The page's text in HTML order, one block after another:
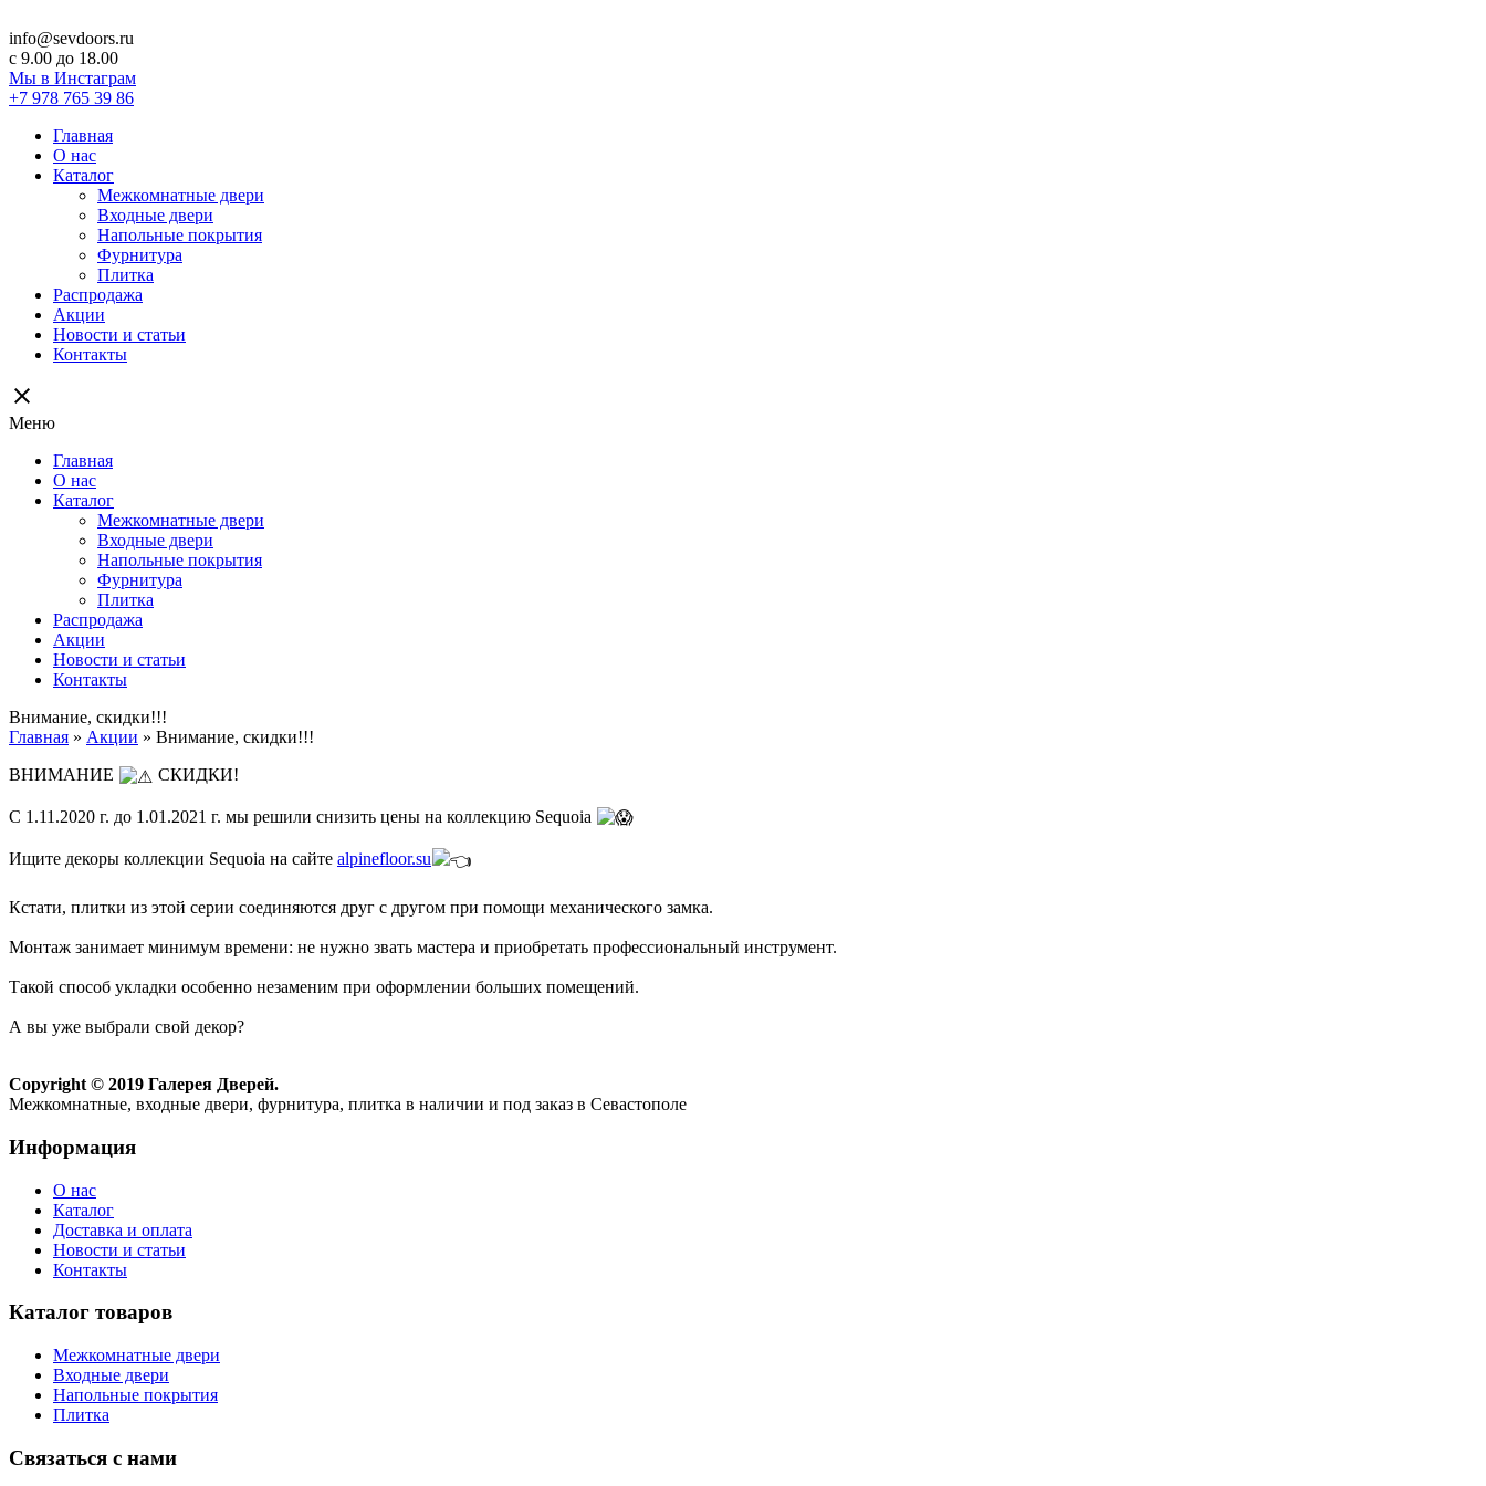
info@sevdoors.ru
c 9.00 до 18.00
Мы в Инстаграм
+7 978 765 39 86
Главная
О нас
Каталог
Межкомнатные двери
Входные двери
Напольные покрытия
Фурнитура
Плитка
Распродажа
Акции
Новости и статьи
Контакты
close
Меню
Главная
О нас
Каталог
Межкомнатные двери
Входные двери
Напольные покрытия
Фурнитура
Плитка
Распродажа
Акции
Новости и статьи
Контакты
Внимание, скидки!!!
Главная » Акции » Внимание, скидки!!!
ВНИМАНИЕ
СКИДКИ!
C 1.11.2020 г. до 1.01.2021 г. мы решили снизить цены на коллекцию Sequoia
Ищите декоры коллекции Sequoia на сайте alpinefloor.su
Кстати, плитки из этой серии соединяются друг с другом при помощи механического замка.
Монтаж занимает минимум времени️: не нужно звать мастера и приобретать профессиональный инструмент.️
Такой способ укладки особенно незаменим при оформлении больших помещений.
А вы уже выбрали свой декор?
Copyright © 2019 Галерея Дверей.
Межкомнатные, входные двери, фурнитура, плитка в наличии и под заказ в Севастополе
Информация
О нас
Каталог
Доставка и оплата
Новости и статьи
Контакты
Каталог товаров
Межкомнатные двери
Входные двери
Напольные покрытия
Плитка
Связаться с нами